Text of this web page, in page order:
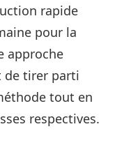
rapide
pour la
approche
de tirer parti
tout en
respectives.